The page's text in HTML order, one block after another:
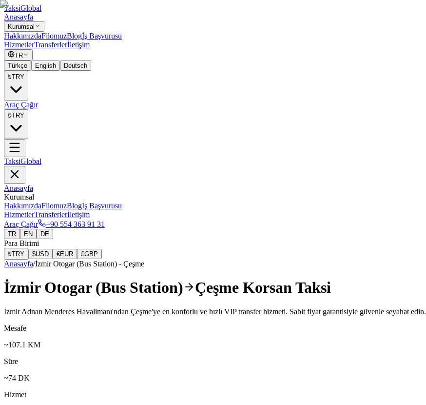
TaksiGlobal
Anasayfa
Kurumsal
HakkımızdaFilomuzBlogİş Başvurusu
HizmetlerTransferlerİletişim
TR
Türkçe
English
Deutsch
₺TRY
Araç Çağır
₺TRY
TaksiGlobal
Anasayfa
Kurumsal
HakkımızdaFilomuzBlogİş Başvurusu
HizmetlerTransferlerİletişim
Araç Çağır
+90 554 363 91 31
TR EN DE
Para Birimi
₺TRY $USD €EUR £GBP
Anasayfa/İzmir Otogar (Bus Station) - Çeşme
İzmir Otogar (Bus Station) Çeşme Korsan Taksi
İzmir Adnan Menderes Havalimanı'ndan Çeşme'ye en konforlu ve hızlı VIP transfer hizmeti. Sabit fiyat garantisiyle güvenle seyahat edin.
Mesafe
~107.1 KM
Süre
~74 DK
Hizmet